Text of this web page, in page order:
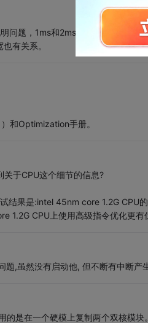
问题，1ms和2ms说明不了问题。
有关系。
和Optimization手册。
于CPU这个细节的信息?
结果是:intel 45nm core 1.2G CPU
1.2G CPU上使用高级指令优化更有
,虽然没有启动他, 但不断有中断产
的是在一个硬模上复制两个双核模